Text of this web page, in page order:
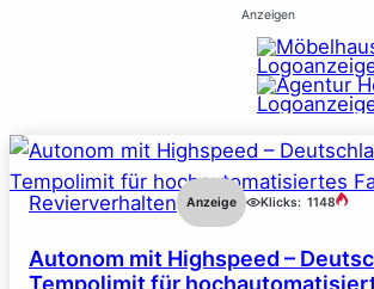
Anzeigen
Revierverhalten Anzeige Klicks: 1148
Autonom mit Highspeed –